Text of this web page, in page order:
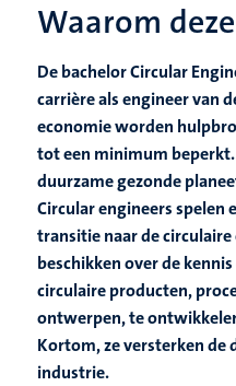
Waarom
De bachelor Circular
carrière als engineer van
economie worden
tot een minimum
duurzame gezonde
Circular engineers spelen
transitie naar de
beschikken over de
circulaire producten,
ontwerpen, te
Kortom, ze versterken de
industrie.